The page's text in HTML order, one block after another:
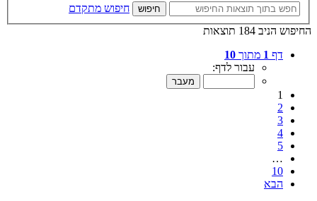
חיפוש
חיפוש מתקדם
החיפוש הניב 184 תוצאות
דף 1 מתוך 10
עבור לדף:
1
2
3
4
5
…
10
הבא